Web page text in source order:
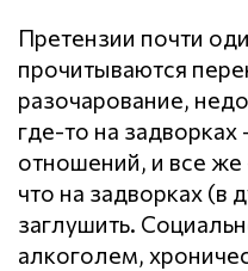
Претензии почти
прочитываются
разочарование,
где-то на задворках
отношений, и все
что на задворках (в
заглушить.
алкоголем,